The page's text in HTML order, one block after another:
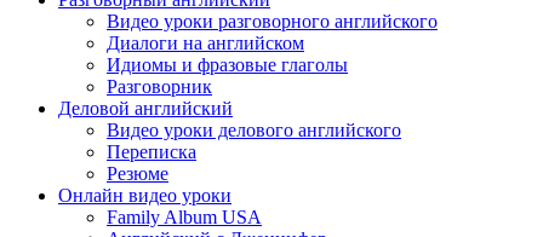
Видео уроки разговорного английского
Диалоги на английском
Идиомы и фразовые глаголы
Разговорник
Деловой английский
Видео уроки делового английского
Переписка
Резюме
Онлайн видео уроки
Family Album USA